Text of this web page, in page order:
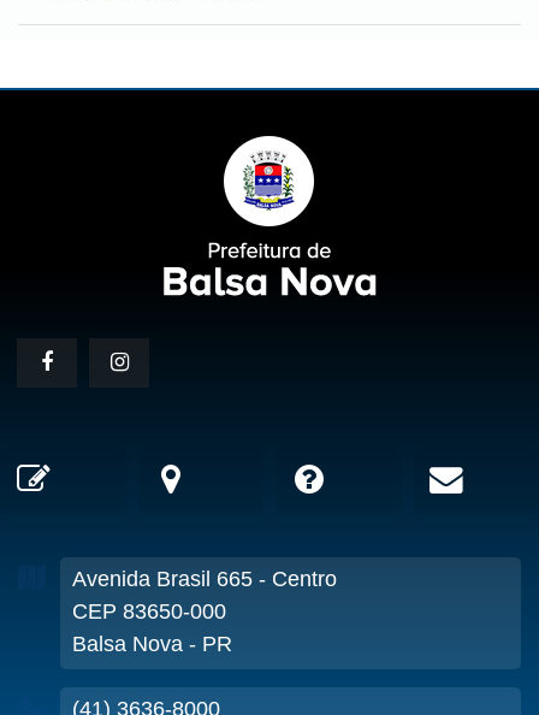
Avenida Brasil 665 - Centro
CEP 83650-000
Balsa Nova - PR
(41) 3636-8000